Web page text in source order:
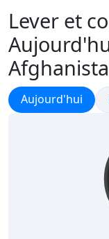
Lever et
Lever et coucher
Aujourd'hui